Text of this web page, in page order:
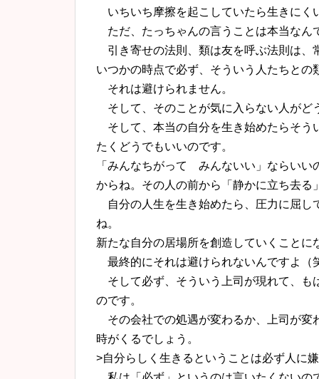
いちいち摩擦を起こしていたら生きにく
ただ、たっちゃんの言うことは本当なん
引き寄せの法則、類は友を呼ぶ法則は、
いつかの時点で必ず、そういう人たちとの
それは避けられません。
そして、そのことが気に入らない人がど
そして、本当の自分を生き始めたらそう
たくどうでもいいのです。
「みんなちがって みんないい」ならいい
からね。その人の前から「静かに立ち去る
自分の人生を生き始めたら、圧力に屈し
ね。
新たな自分の居場所を創造していくことに
最終的にそれは避けられないんですよ（
そして必ず、そういう上司が現れて、も
のです。
その会社での処遇が変わるか、上司が変
時がくるでしょう。
>自分らしく生きるということは必ず人に